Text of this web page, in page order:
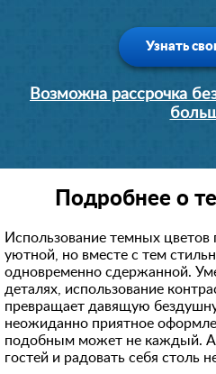
Узнать
Возможна рассрочка
Подробнее о
Использование темных цветов
уютной, но вместе с тем
одновременно сдержанной.
деталях, использование
превращает давящую
неожиданно приятное
подобным может не каждый. А
гостей и радовать себя столь